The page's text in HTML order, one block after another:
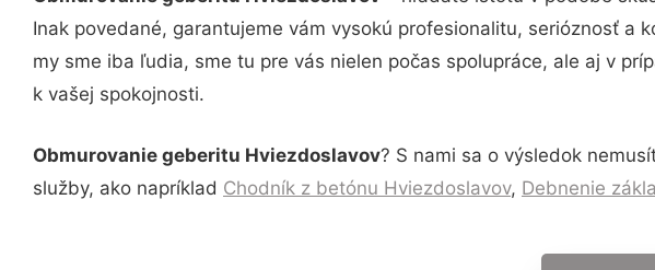
Inak povedané, garantujeme vám vysokú profesionalitu, serióznosť a
my sme iba ľudia, sme tu pre vás nielen počas spolupráce, ale aj v
k vašej spokojnosti.
Obmurovanie geberitu Hviezdoslavov? S nami sa o výsledok
služby, ako napríklad Chodník z betónu Hviezdoslavov, Debnenie